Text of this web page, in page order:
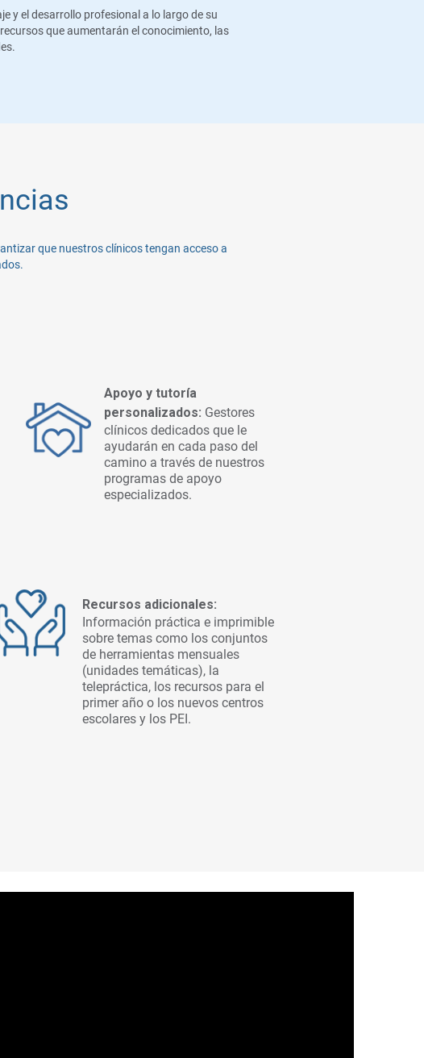
y el desarrollo profesional a lo largo de su
que aumentarán el conocimiento, las
que nuestros clínicos tengan acceso a
Apoyo y tutoría
personalizados: Gestores
clínicos dedicados que le
ayudarán en cada paso del
camino a través de nuestros
programas de apoyo
especializados.
Recursos adicionales:
Información práctica e imprimible
sobre temas como los conjuntos
de herramientas mensuales
(unidades temáticas), la
telepráctica, los recursos para el
primer año o los nuevos centros
escolares y los PEI.